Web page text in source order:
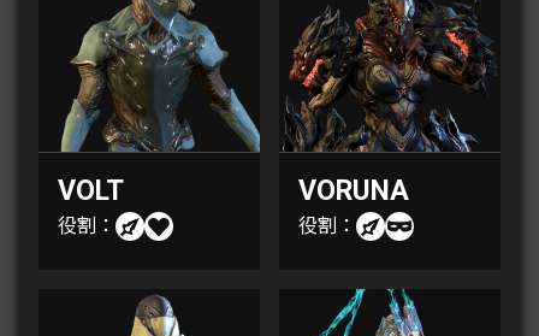
VOLT
役割：
VORUNA
役割：